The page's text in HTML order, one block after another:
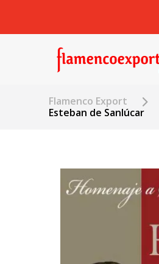
Flamenco Export
Esteban de Sanlúcar